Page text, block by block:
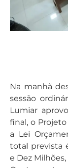
Na manhã
sessão
Lumiar
final, o
a Lei
total prevista
e Dez